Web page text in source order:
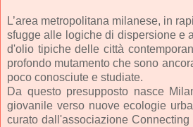
L’area metropolitana milanese, in
sfugge alle logiche di dispersione e
d'olio tipiche delle città
profondo mutamento che sono
poco conosciute e studiate.
Da questo presupposto nasce
giovanile verso nuove ecologie
curato dall'associazione Connecting